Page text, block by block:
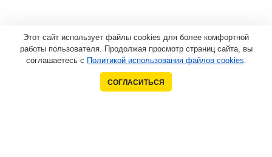
Этот сайт использует файлы cookies для более комфортной
работы пользователя. Продолжая просмотр страниц сайта, вы
соглашаетесь с Политикой использования файлов cookies.
СОГЛАСИТЬСЯ